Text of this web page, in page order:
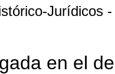
Jurídicos
en el